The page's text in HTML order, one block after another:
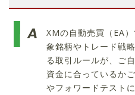
XMの自動売買（EA
象銘柄やトレード戦
る取引ルールが、ご
資金に合っているか
やフォワードテスト